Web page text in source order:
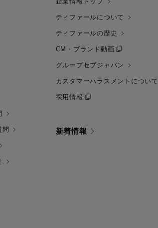
問
ティファールについて
ティファールの歴史
CM・ブランド動画
グループセブジャパン
カスタマーハラスメントについて
採用情報
新着情報